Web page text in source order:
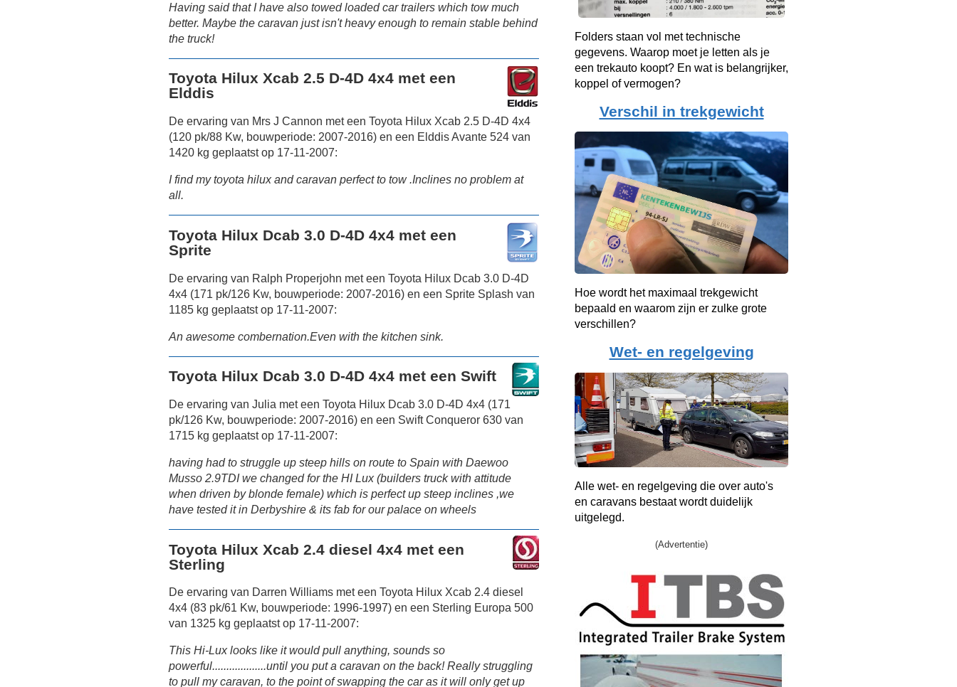
Having said that I have also towed loaded car trailers which tow much
better. Maybe the caravan just isn't heavy enough to remain stable behind
the truck!
Toyota Hilux Xcab 2.5 D-4D 4x4 met een
Elddis
De ervaring van Mrs J Cannon met een Toyota Hilux Xcab 2.5 D-4D 4x4
(120 pk/88 Kw, bouwperiode: 2007-2016) en een Elddis Avante 524 van
1420 kg geplaatst op 17-11-2007:
I find my toyota hilux and caravan perfect to tow .Inclines no problem at
all.
Toyota Hilux Dcab 3.0 D-4D 4x4 met een
Sprite
De ervaring van Ralph Properjohn met een Toyota Hilux Dcab 3.0 D-4D
4x4 (171 pk/126 Kw, bouwperiode: 2007-2016) en een Sprite Splash van
1185 kg geplaatst op 17-11-2007:
An awesome combernation.Even with the kitchen sink.
Toyota Hilux Dcab 3.0 D-4D 4x4 met een Swift
De ervaring van Julia met een Toyota Hilux Dcab 3.0 D-4D 4x4 (171
pk/126 Kw, bouwperiode: 2007-2016) en een Swift Conqueror 630 van
1715 kg geplaatst op 17-11-2007:
having had to struggle up steep hills on route to Spain with Daewoo
Musso 2.9TDI we changed for the HI Lux (builders truck with attitude
when driven by blonde female) which is perfect up steep inclines ,we
have tested it in Derbyshire & its fab for our palace on wheels
Toyota Hilux Xcab 2.4 diesel 4x4 met een
Sterling
De ervaring van Darren Williams met een Toyota Hilux Xcab 2.4 diesel
4x4 (83 pk/61 Kw, bouwperiode: 1996-1997) en een Sterling Europa 500
van 1325 kg geplaatst op 17-11-2007:
This Hi-Lux looks like it would pull anything, sounds so
powerful...................until you put a caravan on the back! Really struggling
to pull my caravan, to the point of swapping the car as it will only get up
Folders staan vol met technische
gegevens. Waarop moet je letten als je
een trekauto koopt? En wat is belangrijker,
koppel of vermogen?
Verschil in trekgewicht
Hoe wordt het maximaal trekgewicht
bepaald en waarom zijn er zulke grote
verschillen?
Wet- en regelgeving
Alle wet- en regelgeving die over auto's
en caravans bestaat wordt duidelijk
uitgelegd.
(Advertentie)